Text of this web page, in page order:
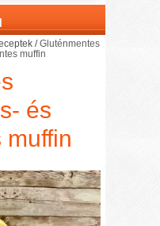
/Gluténmentes
muffin
és
muffin